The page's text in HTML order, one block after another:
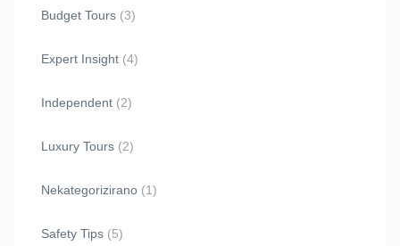
Budget Tours (3)
Expert Insight (4)
Independent (2)
Luxury Tours (2)
Nekategorizirano (1)
Safety Tips (5)